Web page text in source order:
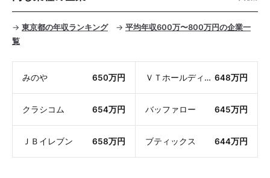
→ 東京都の年収ランキング→ 平均年収600万〜800万円の企業一
覧
みのや 650万円 ＶＴホールディングス 648万円
クラシコム 654万円 バッファロー 645万円
ＪＢイレブン 658万円 ブティックス 644万円